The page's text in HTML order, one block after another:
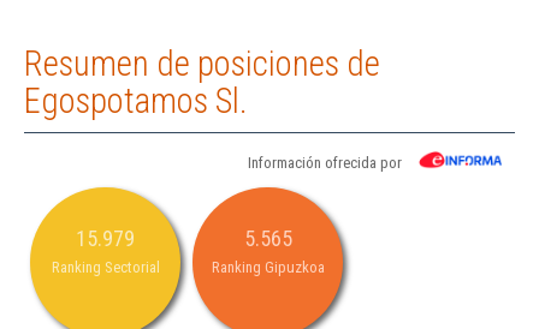
Resumen de posiciones de
Egospotamos Sl.
Información ofrecida por
15.979
Ranking Sectorial
5.565
Ranking Gipuzkoa